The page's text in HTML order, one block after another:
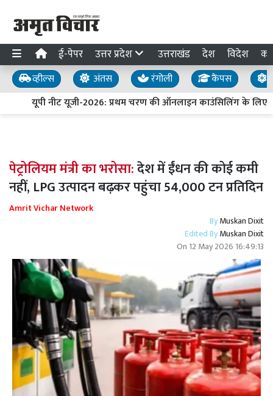
ई-पेपर उत्तर प्रदेश उत्तराखंड देश विदेश
व्हील्स अंतस रंगोली कैंपस
यूपी नीट यूजी-2026: प्रथम चरण की ऑनलाइन काउंसिलिंग के लिए
पेट्रोलियम मंत्री का भरोसा:देश में ईंधन की कोई कमी
नहीं, LPG उत्पादन बढ़कर पहुंचा 54,000 टन प्रतिदिन
Amrit Vichar Network
ByMuskan Dixit
Edited ByMuskan Dixit
On 12 May 2026 16:49:13